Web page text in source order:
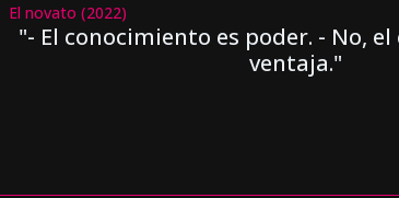
El novato (2022)
"- El conocimiento es poder. - No,
ventaja."